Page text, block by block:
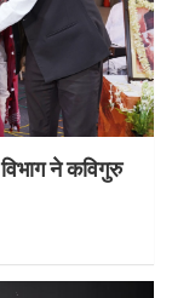
ने कविगुरु